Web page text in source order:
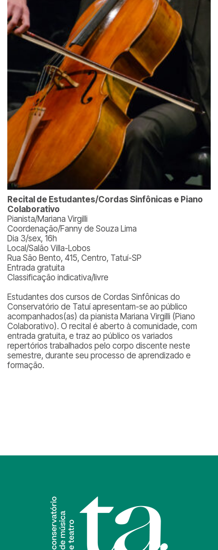
Recital de Estudantes/Cordas Sinfônicas e Piano
Colaborativo
Pianista/Mariana Virgilli
Coordenação/Fanny de Souza Lima
Dia 3/sex, 16h
Local/Salão Villa-Lobos
Rua São Bento, 415, Centro, Tatuí-SP
Entrada gratuita
Classificação indicativa/livre
Estudantes dos cursos de Cordas Sinfônicas do
Conservatório de Tatuí apresentam-se ao público
acompanhados(as) da pianista Mariana Virgilli (Piano
Colaborativo). O recital é aberto à comunidade, com
entrada gratuita, e traz ao público os variados
repertórios trabalhados pelo corpo discente neste
semestre, durante seu processo de aprendizado e
formação.